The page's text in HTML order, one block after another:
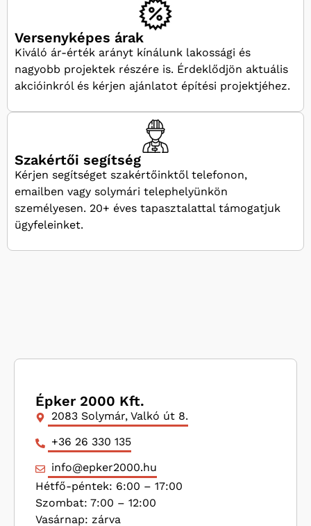
Versenyképes árak
Kiváló ár-érték arányt kínálunk lakossági és
nagyobb projektek részére is. Érdeklődjön aktuális
akcióinkról és kérjen ajánlatot építési projektjéhez.
Szakértői segítség
Kérjen segítséget szakértőinktől telefonon,
emailben vagy solymári telephelyünkön
személyesen. 20+ éves tapasztalattal támogatjuk
ügyfeleinket.
Épker 2000 Kft.
2083 Solymár, Valkó út 8.
+36 26 330 135
info@epker2000.hu
Hétfő-péntek: 6:00 – 17:00
Szombat: 7:00 – 12:00
Vasárnap: zárva